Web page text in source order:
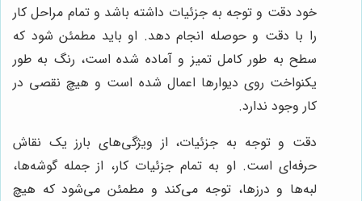
خود دقت و توجه به جزئیات داشته باشد و تمام مراحل کار
را با دقت و حوصله انجام دهد. او باید مطمئن شود که
سطح به طور کامل تمیز و آماده شده است، رنگ به طور
یکنواخت روی دیوارها اعمال شده است و هیچ نقصی در
کار وجود ندارد.
دقت و توجه به جزئیات، از ویژگی‌های بارز یک نقاش
حرفه‌ای است. او به تمام جزئیات کار، از جمله گوشه‌ها،
لبه‌ها و درزها، توجه می‌کند و مطمئن می‌شود که هیچ